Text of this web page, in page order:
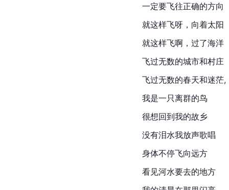
一定要飞往正确的方向
就这样飞呀，向着太阳
就这样飞啊，过了海洋
飞过无数的城市和村庄
飞过无数的春天和迷茫,
我是一只离群的鸟
很想回到我的故乡
没有泪水我放声歌唱
身体不停飞向远方
看见河水要去的地方